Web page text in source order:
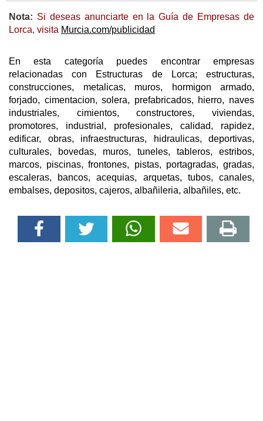
Nota: Si deseas anunciarte en la Guía de Empresas de
Lorca, visita Murcia.com/publicidad
En esta categoría puedes encontrar empresas
relacionadas con Estructuras de Lorca; estructuras,
construcciones, metalicas, muros, hormigon armado,
forjado, cimentacion, solera, prefabricados, hierro, naves
industriales, cimientos, constructores, viviendas,
promotores, industrial, profesionales, calidad, rapidez,
edificar, obras, infraestructuras, hidraulicas, deportivas,
culturales, bovedas, muros, tuneles, tableros, estribos,
marcos, piscinas, frontones, pistas, portagradas, gradas,
escaleras, bancos, acequias, arquetas, tubos, canales,
embalses, depositos, cajeros, albañileria, albañiles, etc.